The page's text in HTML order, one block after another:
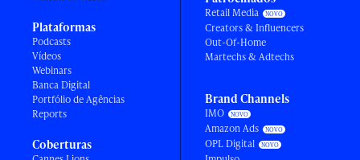
Plataformas
Podcasts
Vídeos
Webinars
Banca Digital
Portfólio de Agências
Reports
Coberturas
Retail Media
Creators & Influencers
Out-Of-Home
Martechs & Adtechs
Brand Channels
IMO
Amazon Ads
OPL Digital